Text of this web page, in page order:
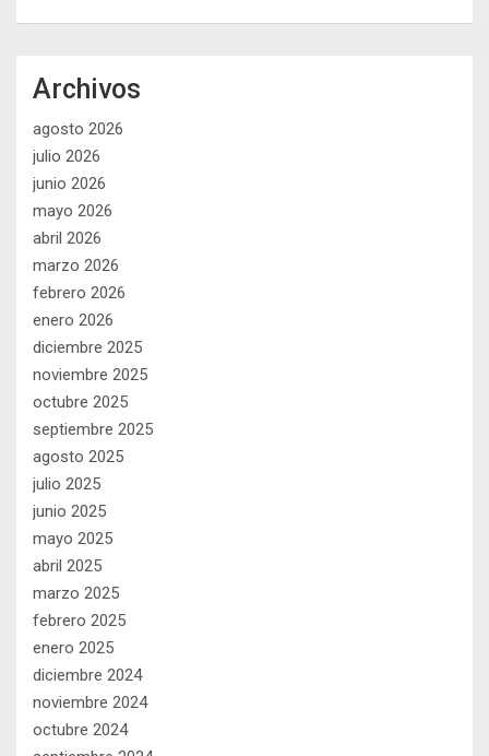
Archivos
agosto 2026
julio 2026
junio 2026
mayo 2026
abril 2026
marzo 2026
febrero 2026
enero 2026
diciembre 2025
noviembre 2025
octubre 2025
septiembre 2025
agosto 2025
julio 2025
junio 2025
mayo 2025
abril 2025
marzo 2025
febrero 2025
enero 2025
diciembre 2024
noviembre 2024
octubre 2024